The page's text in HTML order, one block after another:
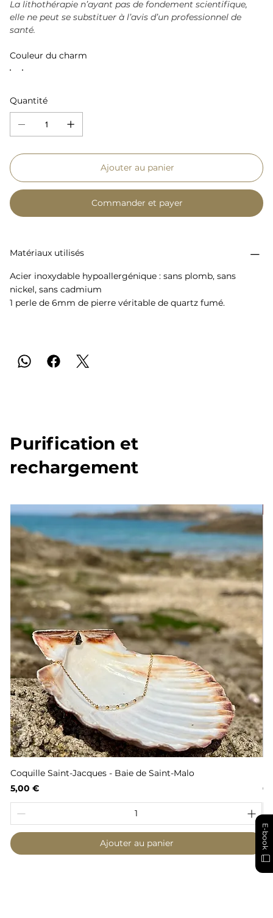
La lithothérapie n’ayant pas de fondement scientifique,
elle ne peut se substituer à l’avis d’un professionnel de
santé.
Couleur du charm
Quantité
Ajouter au panier
Commander et payer
Matériaux utilisés
Acier inoxydable hypoallergénique : sans plomb, sans
nickel, sans cadmium
1 perle de 6mm de pierre véritable de quartz fumé.
Purification et
rechargement
Coquille Saint-Jacques - Baie de Saint-Malo
Prix
5,00 €
Ajouter au panier E-book